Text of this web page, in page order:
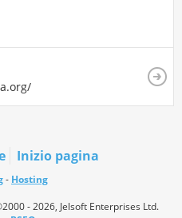
Inizio pagina
- Hosting
- 2026, Jelsoft Enterprises Ltd.